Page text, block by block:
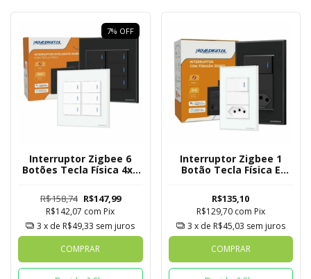
7% OFF
Interruptor Zigbee 6
Botões Tecla Física 4x4
R$158,74 R$147,99
R$142,07 com Pix
3 x de R$49,33 sem juros
COMPRAR
Interruptor Zigbee 1
Botão Tecla Física E
Tuya
R$135,10
R$129,70 com Pix
3 x de R$45,03 sem juros
COMPRAR